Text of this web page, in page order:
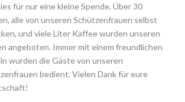
für nur eine kleine Spende. Über 30
alle von unseren Schützenfrauen selbst
und viele Liter Kaffee wurden unseren
angeboten. Immer mit einem freundlichen
wurden die Gäste von unseren
bedient. Vielen Dank für eure